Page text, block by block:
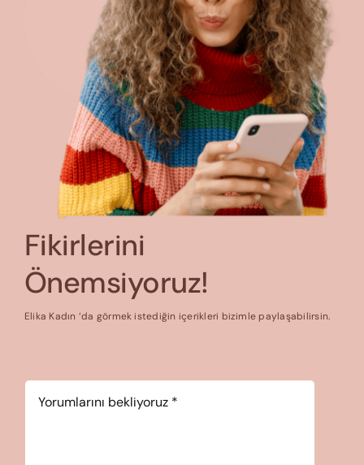
Fikirlerini
Önemsiyoruz!
Elika Kadın ‘da görmek istediğin içerikleri bizimle paylaşabilirsin.